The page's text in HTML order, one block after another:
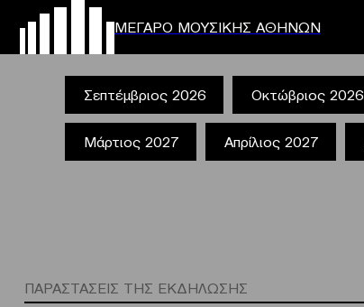
ΜΕΓΑΡΟ ΜΟΥΣΙΚΗΣ ΑΘΗΝΩΝ
Σεπτέμβριος 2026 Οκτώβριος 2026
Μάρτιος 2027 Απρίλιος 2027
ΠΑΡΑΣΤΑΣΕΙΣ ΤΗΣ ΕΚΔΗΛΩΣΗΣ